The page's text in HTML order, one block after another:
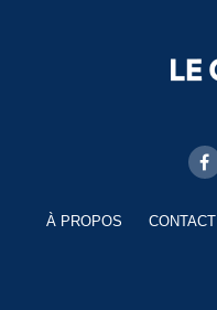
À PROPOS CONTACT